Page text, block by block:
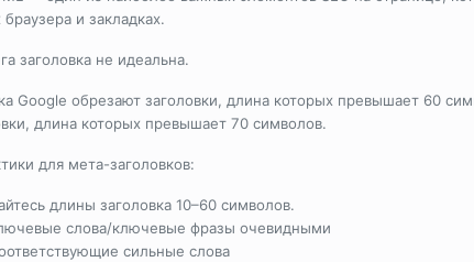
браузера и закладках.
заголовка не идеальна.
Google обрезают заголовки, длина которых превышает 60
длина которых превышает 70 символов.
для мета-заголовков:
длины заголовка 10–60 символов.
слова/ключевые фразы очевидными
сильные слова